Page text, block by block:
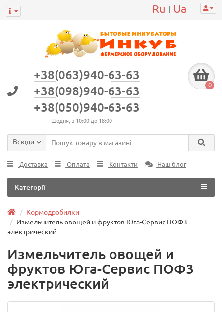
Ru | Ua
+38(063)940-63-63
+38(098)940-63-63
+38(050)940-63-63
Щодня, з 10:00 до 18:00
0
Всюди
Доставка Оплата Контакти Наш блог
Категорії
Кормодробилки
Измельчитель овощей и фруктов Юга-Сервис ПОФ3
электрический
Измельчитель овощей и
фруктов Юга-Сервис ПОФ3
электрический